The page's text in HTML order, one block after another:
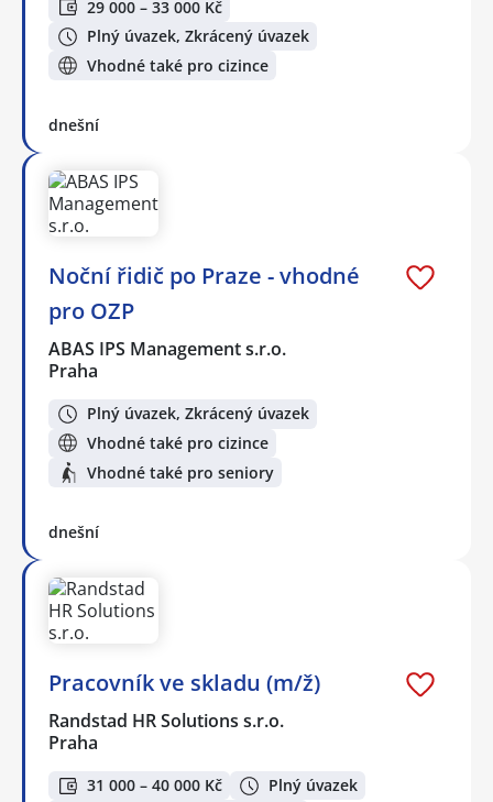
29 000 – 33 000 Kč
Plný úvazek, Zkrácený úvazek
Vhodné také pro cizince
dnešní
Noční řidič po Praze - vhodné
pro OZP
ABAS IPS Management s.r.o.
Praha
Plný úvazek, Zkrácený úvazek
Vhodné také pro cizince
Vhodné také pro seniory
dnešní
Pracovník ve skladu (m/ž)
Randstad HR Solutions s.r.o.
Praha
31 000 – 40 000 Kč
Plný úvazek